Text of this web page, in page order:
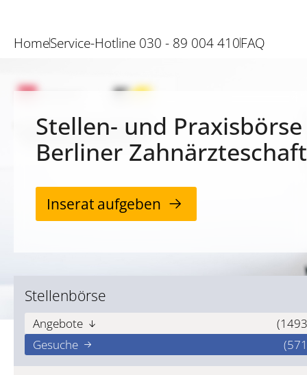
HomeService-Hotline 030 - 89 004 410FAQ
Stellen- und
Berliner Zahnärzteschaft
Inserat aufgeben
Stellenbörse
Angebote
Gesuche